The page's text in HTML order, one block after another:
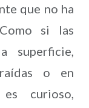
que no ha
si las
superficie,
o en
es curioso,